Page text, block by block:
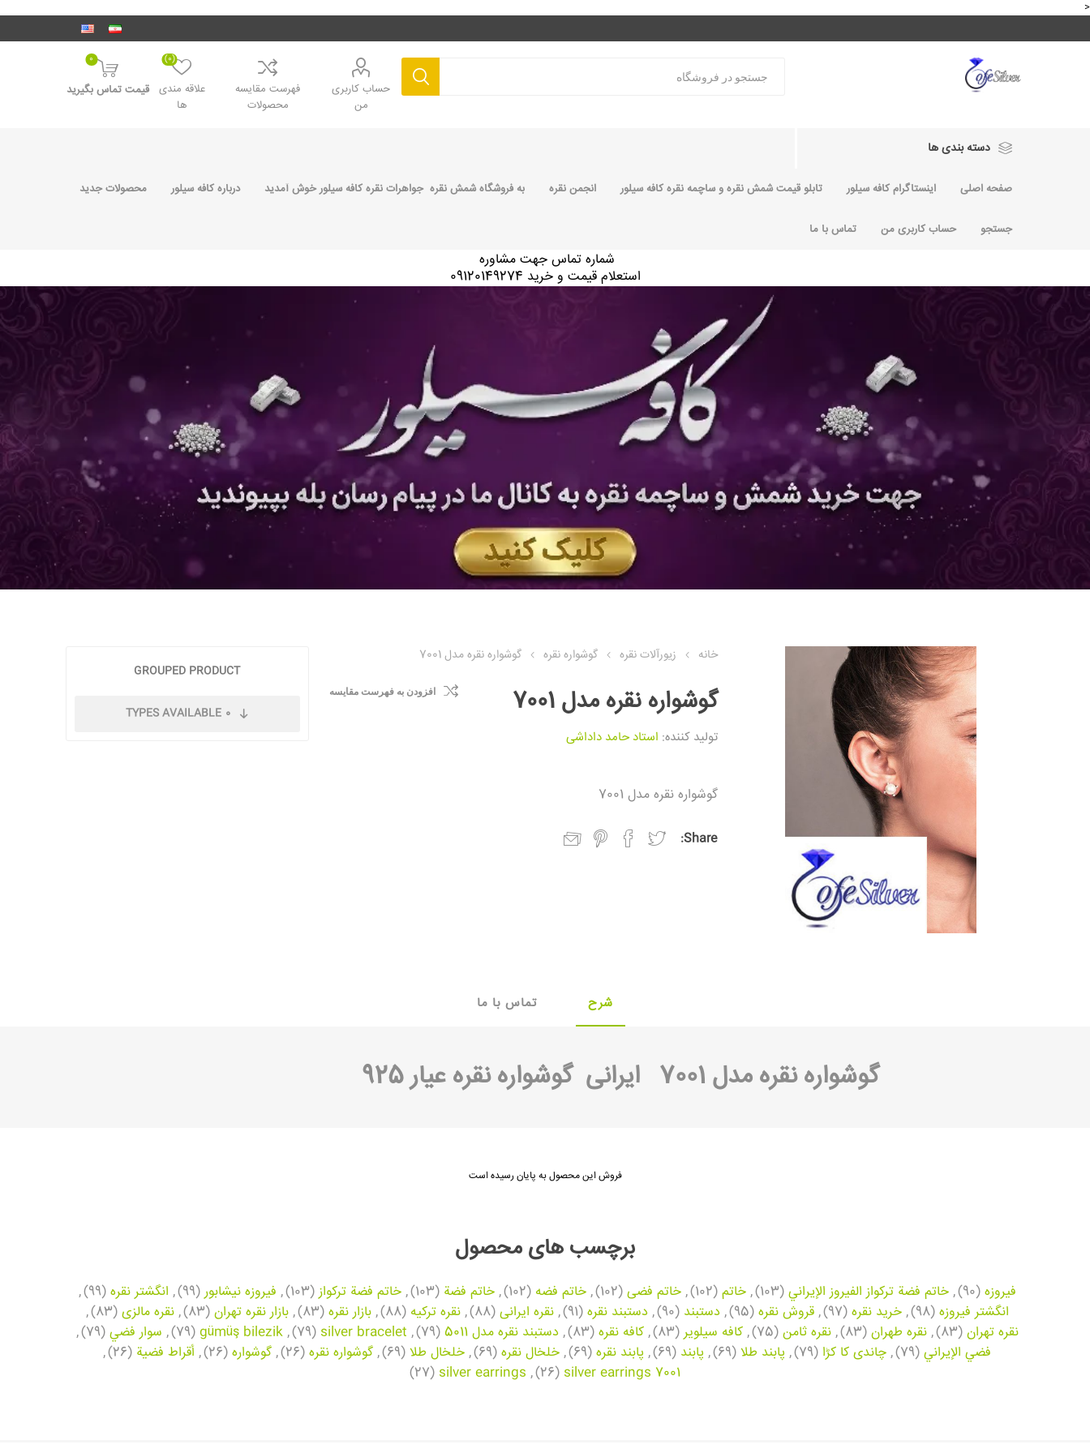
<
حساب کاربری
من
فهرست مقایسه
محصولات
علاقه مندی
ها
(0)
0
قیمت تماس بگیرید
دسته بندی ها
صفحه اصلی اینستاگرام کافه سیلور تابلو قیمت شمش نقره و ساچمه نقره کافه سیلور انجمن نقره به فروشگاه شمش نقره جواهرات نقره کافه سیلور خوش آمدید درباره کافه سیلور محصولات جدید
جستجو حساب کاربری من تماس با ما
شماره تماس جهت مشاوره
استعلام قیمت و خرید 09120149274
خانه زیورآلات نقره گوشواره نقره گوشواره نقره مدل 7001
گوشواره نقره مدل 7001
تولید کننده: استاد حامد داداشی
افزودن به فهرست مقایسه
گوشواره نقره مدل 7001
GROUPED PRODUCT
0
TYPES AVAILABLE
Share:
شرح تماس با ما
گوشواره نقره مدل 7001 ایرانی گوشواره نقره عیار 925
فروش این محصول به پایان رسیده است
برچسب های محصول
فیروزه (90)
, خاتم فضة تركواز الفيروز الإيراني (103)
, خاتم (102)
, خاتم فضی (102)
, خاتم فضه (102)
, خاتم فضة (103)
, خاتم فضة تركواز (103)
, فیروزه نیشابور (99)
, انگشتر نقره (99)
,
انگشتر فیروزه (98)
, خرید نقره (97)
, قروش نقره (95)
, دستبند (90)
, دستبند نقره (91)
, نقره ایرانی (88)
, نقره ترکیه (88)
, بازار نقره (83)
, بازار نقره تهران (83)
, نقره مالزی (83)
,
نقره تهران (83)
, نقره طهران (83)
, نقره ثامن (75)
, کافه سیلویر (83)
, کافه نقره (83)
, دستبند نقره مدل 5011 (79)
,
silver bracelet
(79)
,
gümüş bilezik
(79)
, سوار فضي (79)
,
فضي الإيراني (79)
, چاندی کا کڑا (79)
, پابند طلا (69)
, پابند (69)
, پابند نقره (69)
, خلخال نقره (69)
, خلخال طلا (69)
, گوشواره نقره (26)
, گوشواره (26)
, أقراط فضية (26)
,
silver earrings 7001
(26)
,
silver earrings
(27)